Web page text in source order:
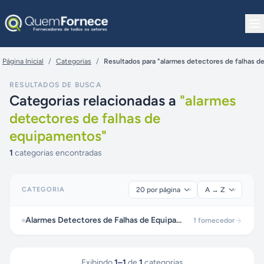
Página Inicial / Categorias / Resultados para "alarmes detectores de falhas
RESULTADOS DE BUSCA
Categorias relacionadas a "alarmes
detectores de falhas de
equipamentos"
1 categorias encontradas
CATEGORIA
Alarmes Detectores de Falhas de Equipamentos 1 fornecedor